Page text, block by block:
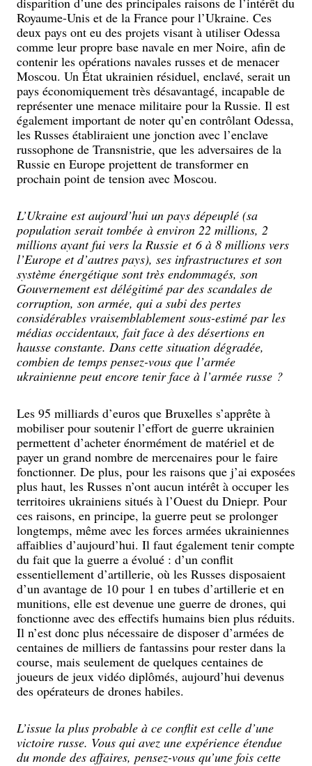
Royaume-Unis et de la France pour l’Ukraine. Ces
deux pays ont eu des projets visant à utiliser Odessa
comme leur propre base navale en mer Noire, afin de
contenir les opérations navales russes et de menacer
Moscou. Un État ukrainien résiduel, enclavé, serait un
pays économiquement très désavantagé, incapable de
représenter une menace militaire pour la Russie. Il est
également important de noter qu’en contrôlant Odessa,
les Russes établiraient une jonction avec l’enclave
russophone de Transnistrie, que les adversaires de la
Russie en Europe projettent de transformer en
prochain point de tension avec Moscou.
L’Ukraine est aujourd’hui un pays dépeuplé (sa
population serait tombée à environ 22 millions, 2
millions ayant fui vers la Russie et 6 à 8 millions vers
l’Europe et d’autres pays), ses infrastructures et son
système énergétique sont très endommagés, son
Gouvernement est délégitimé par des scandales de
corruption, son armée, qui a subi des pertes
considérables vraisemblablement sous-estimé par les
médias occidentaux, fait face à des désertions en
hausse constante. Dans cette situation dégradée,
combien de temps pensez-vous que l’armée
ukrainienne peut encore tenir face à l’armée russe ?
Les 95 milliards d’euros que Bruxelles s’apprête à
mobiliser pour soutenir l’effort de guerre ukrainien
permettent d’acheter énormément de matériel et de
payer un grand nombre de mercenaires pour le faire
fonctionner. De plus, pour les raisons que j’ai exposées
plus haut, les Russes n’ont aucun intérêt à occuper les
territoires ukrainiens situés à l’Ouest du Dniepr. Pour
ces raisons, en principe, la guerre peut se prolonger
longtemps, même avec les forces armées ukrainiennes
affaiblies d’aujourd’hui. Il faut également tenir compte
du fait que la guerre a évolué : d’un conflit
essentiellement d’artillerie, où les Russes disposaient
d’un avantage de 10 pour 1 en tubes d’artillerie et en
munitions, elle est devenue une guerre de drones, qui
fonctionne avec des effectifs humains bien plus réduits.
Il n’est donc plus nécessaire de disposer d’armées de
centaines de milliers de fantassins pour rester dans la
course, mais seulement de quelques centaines de
joueurs de jeux vidéo diplômés, aujourd’hui devenus
des opérateurs de drones habiles.
L’issue la plus probable à ce conflit est celle d’une
victoire russe. Vous qui avez une expérience étendue
du monde des affaires, pensez-vous qu’une fois cette